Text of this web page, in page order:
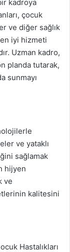
kadroya
çocuk
ve diğer sağlık
iyi hizmeti
Uzman kadro,
planda tutarak,
sunmayı
ve yataklı
sağlamak
hijyen
ve
kalitesini
Hastalıkları